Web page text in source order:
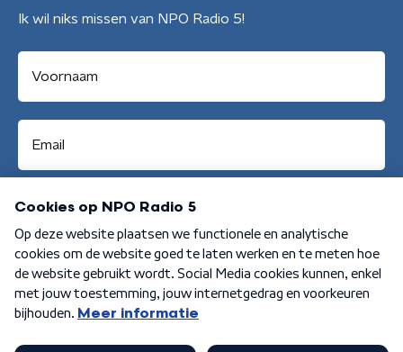
Ik wil niks missen van NPO Radio 5!
Aanmelden
Algemene voorwaarden